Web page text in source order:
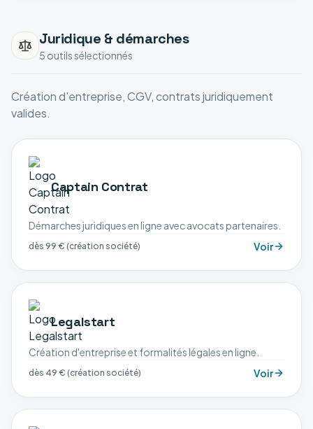
Juridique & démarches
5 outilssélectionnés
Création d'entreprise, CGV, contrats juridiquement
valides.
Captain Contrat
Démarches juridiques en ligne avec avocats partenaires.
dès 99 € (création société) Voir
Legalstart
Création d'entreprise et formalités légales en ligne.
dès 49 € (création société) Voir